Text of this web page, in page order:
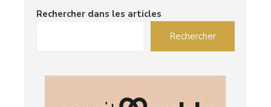
Rechercher dans les articles
Rechercher